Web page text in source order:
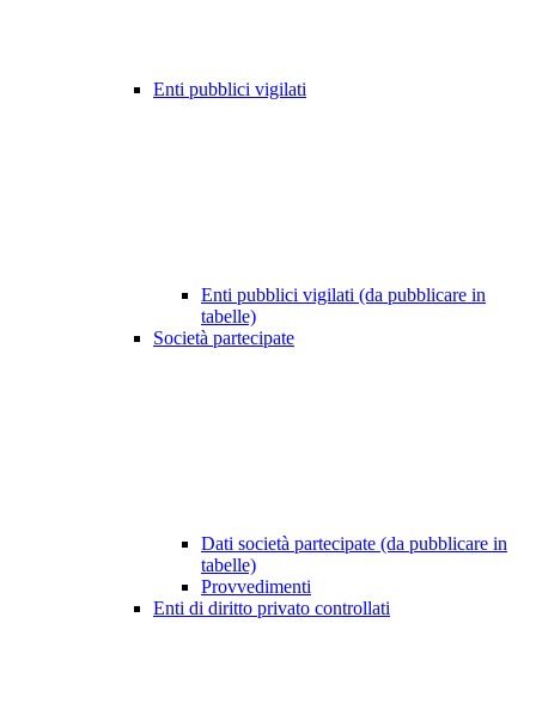
Enti pubblici vigilati
Enti pubblici vigilati (da pubblicare in
tabelle)
Società partecipate
Dati società partecipate (da pubblicare in
tabelle)
Provvedimenti
Enti di diritto privato controllati